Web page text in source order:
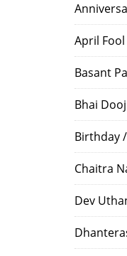
April
Basant
Bhai
Birthday
Chaitra
Dev